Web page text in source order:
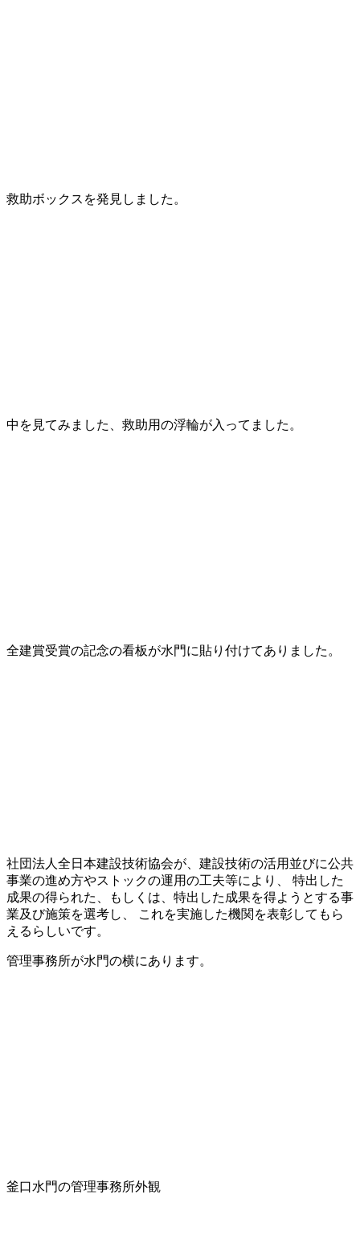
救助ボックスを発見しました。
中を見てみました、救助用の浮輪が入ってました。
全建賞受賞の記念の看板が水門に貼り付けてありました。
社団法人全日本建設技術協会が、建設技術の活用並びに公共
事業の進め方やストックの運用の工夫等により、 特出した
成果の得られた、もしくは、特出した成果を得ようとする事
業及び施策を選考し、 これを実施した機関を表彰してもら
えるらしいです。
管理事務所が水門の横にあります。
釜口水門の管理事務所外観